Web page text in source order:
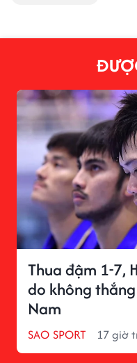
Thua đậm 1-7,
do không
Nam
SAO SPORT 17 giờ